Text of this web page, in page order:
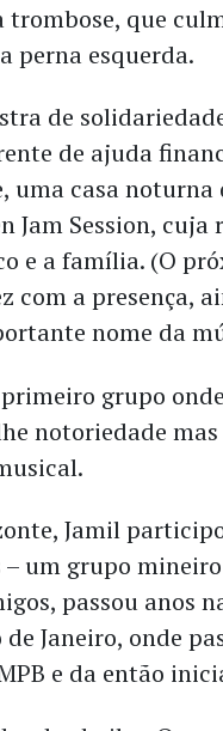
trombose, que
perna esquerda.
de
de ajuda
uma casa noturna
Jam Session, cuja
e a família. (O
com a presença,
nome da
grupo
notoriedade mas
Jamil
um grupo
passou anos
Janeiro, onde
e da então